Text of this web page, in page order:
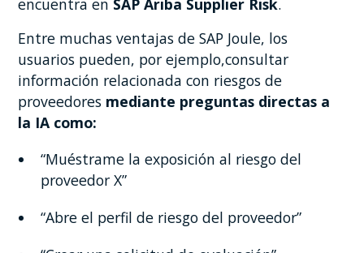
encuentra en SAP Ariba Supplier Risk.
Entre muchas ventajas de SAP Joule, los
usuarios pueden, por ejemplo,consultar
información relacionada con riesgos de
proveedores mediante preguntas directas a
la IA como:
“Muéstrame la exposición al riesgo del
proveedor X”
“Abre el perfil de riesgo del proveedor”